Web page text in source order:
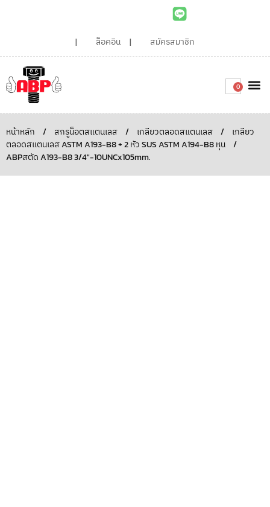
ล็อคอิน สมัครสมาชิก
0
หน้าหลัก / สกรูน็อตสแตนเลส / เกลียวตลอดสแตนเลส /
เกลียว
ตลอดสแตนเลส ASTM A193-B8 + 2 หัว SUS ASTM A194-B8 หุน
/
ABPสตัด A193-B8 3/4″-10UNCx105mm.